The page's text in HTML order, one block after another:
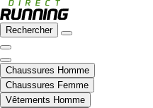
Rechercher
Chaussures Homme
Chaussures Femme
Vêtements Homme